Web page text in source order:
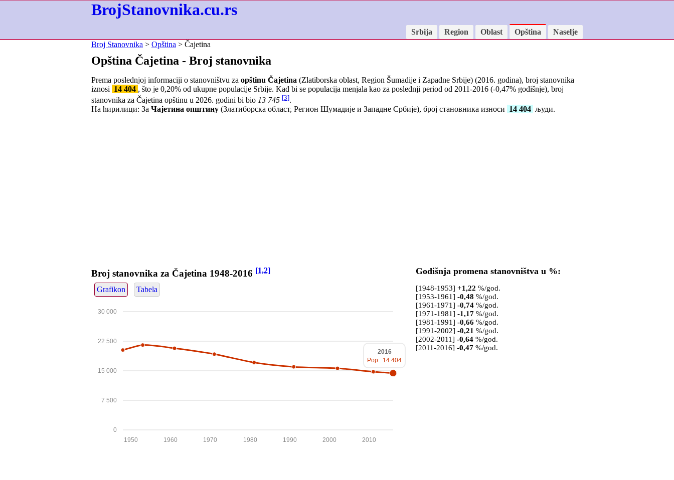
BrojStanovnika.cu.rs
Srbija Region Oblast Opština
Naselje
Broj Stanovnika > Opština > Čajetina
Opština Čajetina - Broj stanovnika
Prema poslednjoj informaciji o stanovništvu za opštinu Čajetina (Zlatiborska oblast, Region Šumadije i Zapadne Srbije) (2016. godina), broj stanovnika
iznosi 14 404 , što je 0,20% od ukupne populacije Srbije. Kad bi se populacija menjala kao za poslednji period od 2011-2016 (-0,47% godišnje), broj
stanovnika za Čajetina opštinu u 2026. godini bi bio 13 745 [3].
На ћирилици: За Чајетина општину (Златиборска област, Регион Шумадије и Западне Србије), број становника износи 14 404 људи.
Broj stanovnika za Čajetina 1948-2016 [1,2]
Grafikon Tabela
0
7 500
15 000
22 500
30 000
2010
2000
1990
1980
1970
1960
1950
2016
Pop.: 14 404
Godišnja promena stanovništva u %:
[1948-1953] +1,22 %/god.
[1953-1961] -0,48 %/god.
[1961-1971] -0,74%/god.
[1971-1981] -1,17%/god.
[1981-1991] -0,66 %/god.
[1991-2002] -0,21 %/god.
[2002-2011] -0,64%/god.
[2011-2016] -0,47%/god.